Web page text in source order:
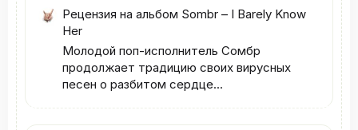
Рецензия на альбом Sombr – I Barely Know
Her
Молодой поп-исполнитель Сомбр
продолжает традицию своих вирусных
песен о разбитом сердце...